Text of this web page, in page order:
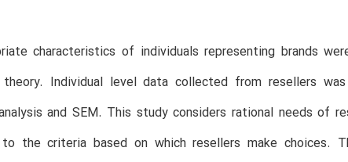
characteristics of individuals representing brands
Individual level data collected from resellers
and SEM. This study considers rational needs of
the criteria based on which resellers make choices.